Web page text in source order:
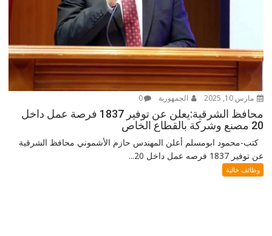
مارس 10, 2025 الجمهورية 0
محافظ الشرقية:يعلن عن توفير 1837 فرصة عمل داخل
20 مصنع وشركة بالقطاع الخاص
كتب-محمود ابومسلم أعلن المهندس حازم الأشموني محافظ الشرقية
عن توفير 1837 فرصه عمل داخل 20...
وظائف خالية